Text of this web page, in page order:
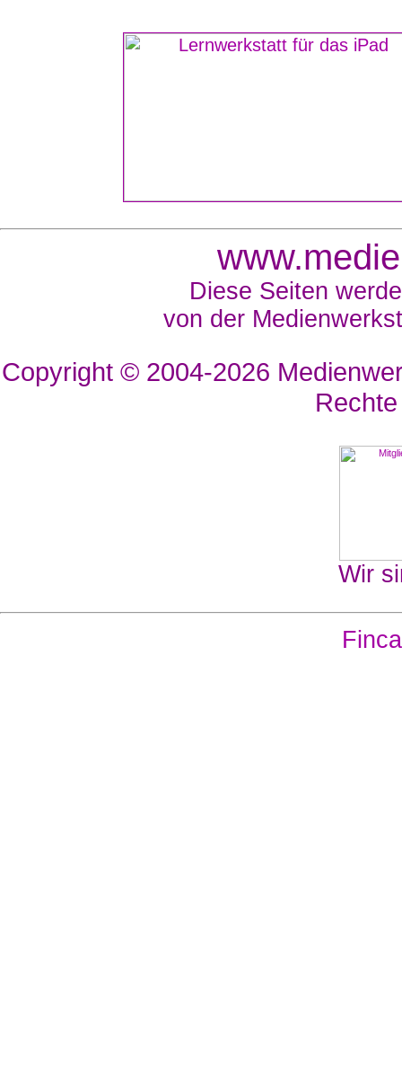
Diese Seiten
von der
Copyright © 2004-2026
Wir